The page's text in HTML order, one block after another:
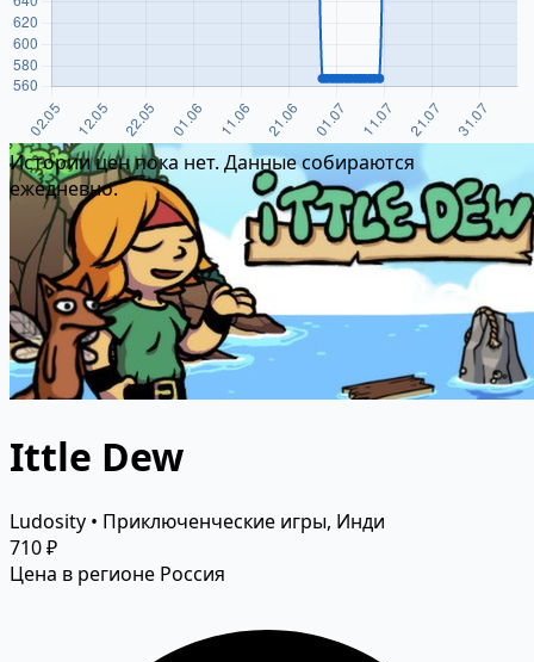
Истории цен пока нет. Данные собираются
ежедневно.
Ittle Dew
Ludosity • Приключенческие игры, Инди
710 ₽
Цена в регионе Россия